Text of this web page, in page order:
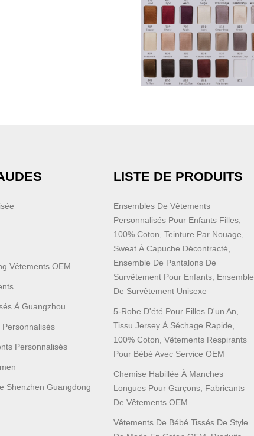
Vêtements OEM
À Guangzhou
Personnalisés
Shenzhen Guangdong
LISTE DE PRODUITS
Ensembles De Vêtements
Personnalisés Pour Enfants Filles,
100% Coton, Teinture Par Nouage,
Sweat À Capuche Décontracté,
Ensemble De Pantalons De
Survêtement Pour Enfants, Ensemble
De Survêtement Unisexe
5-Robe D'été Pour Filles D'un An,
Tissu Jersey À Séchage Rapide,
100% Coton, Vêtements Respirants
Pour Bébé Avec Service OEM
Chemise Habillée À Manches
Longues Pour Garçons, Fabricants
De Vêtements OEM
Vêtements De Bébé Tissés De Style